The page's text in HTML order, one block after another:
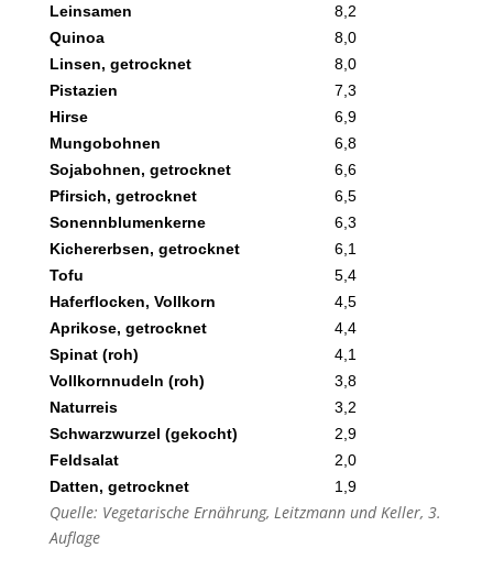
Leinsamen
8,2
Quinoa
8,0
Linsen, getrocknet
8,0
Pistazien
7,3
Hirse
6,9
Mungobohnen
6,8
Sojabohnen, getrocknet
6,6
Pfirsich, getrocknet
6,5
Sonennblumenkerne
6,3
Kichererbsen, getrocknet
6,1
Tofu
5,4
Haferflocken, Vollkorn
4,5
Aprikose, getrocknet
4,4
Spinat (roh)
4,1
Vollkornnudeln (roh)
3,8
Naturreis
3,2
Schwarzwurzel (gekocht)
2,9
Feldsalat
2,0
Datten, getrocknet
1,9
Quelle: Vegetarische Ernährung, Leitzmann und Keller, 3.
Auflage